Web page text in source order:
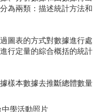
為兩類：描述統計方法和
圖表的方式對數據進行處
行定量的綜合概括的統計
樣本數據去推斷總體數量
學活動照片